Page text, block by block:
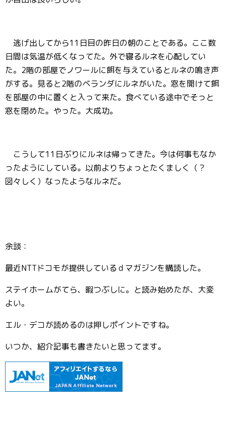
逃げ出してから11日目の昨日の朝のことである。ここ数
日間は気温が低くなってた。外で寝るルネを心配してい
た。2階の部屋でノワールに餌を与えているとルネの鳴き声
がする。見ると2階のベランダにルネがいた。窓を開けて餌
を部屋の中に置くと入って来た。食べている途中でそっと
窓を閉めた。やった。大成功。
こうして11日ぶりにルネは帰ってきた。今は何事もなか
ったようにしている。以前よりちょっとたくましく（？
図々しく）なったようなルネだ。
余談：
最近NTTドコモが提供しているｄマガジンを購読した。
ステイホームがてら、暇つぶしに。と読み始めたが、大変
よい。
エル・デコが読めるのは押しポイントですね。
いつか、紹介記事も書きたいと思ってます。